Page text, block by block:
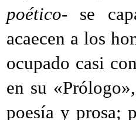
poético- se
acaecen a los
ocupado casi
en su
poesía y prosa;